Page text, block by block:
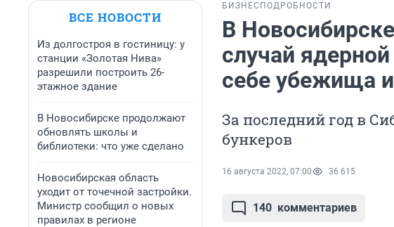
ВСЕ НОВОСТИ
Из долгостроя в гостиницу: у
станции «Золотая Нива»
разрешили построить 26-
этажное здание
В Новосибирске продолжают
обновлять школы и
библиотеки: что уже сделано
Новосибирская область
уходит от точечной застройки.
Министр сообщил о новых
правилах в регионе
БИЗНЕС ПОДРОБНОСТИ
В
случай
себе убежища и
За последний год в
бункеров
16 августа 2022, 07:00 36 615
140 комментариев